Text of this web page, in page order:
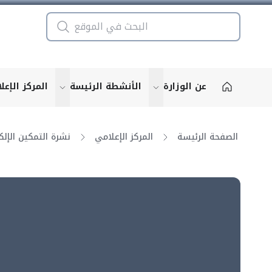
عن الوزارة show submenu for "More"
الأنشطة الرئيسة for "More"
المركز
الصفحة الرئيسة المركز الإعلامي